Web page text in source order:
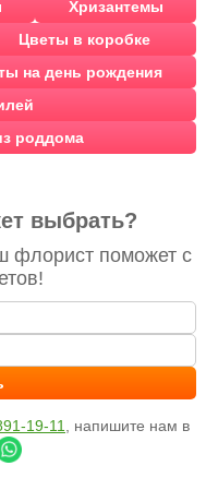
Хризантемы
Цветы в коробке
на день рождения
роддома
выбрать?
флорист поможет с
19-11
, напишите нам в